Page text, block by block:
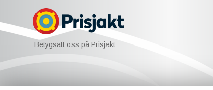
Betygsätt oss på Prisjakt